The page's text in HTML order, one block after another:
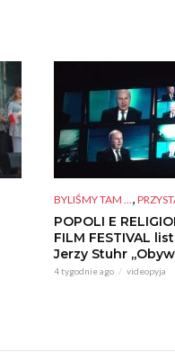
BYLIŚMY TAM ... ,
POPOLI E
FILM FESTIVAL
Jerzy Stuhr
4 tygodnie ago videopyja